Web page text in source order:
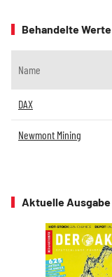
Behandelte Werte
Name
DAX
Newmont Mining
Aktuelle Ausgabe